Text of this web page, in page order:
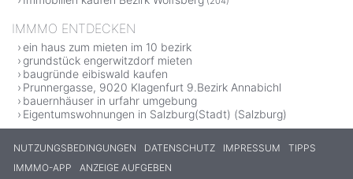
IMMMO ENTDECKEN
ein haus zum mieten im 10 bezirk
grundstück engerwitzdorf mieten
baugründe eibiswald kaufen
Prunnergasse, 9020 Klagenfurt 9.Bezirk Annabichl
bauernhäuser in urfahr umgebung
Eigentumswohnungen in Salzburg(Stadt) (Salzburg)
NUTZUNGSBEDINGUNGEN DATENSCHUTZ IMPRESSUM
TIPPS
IMMMO-APP
ANZEIGE AUFGEBEN